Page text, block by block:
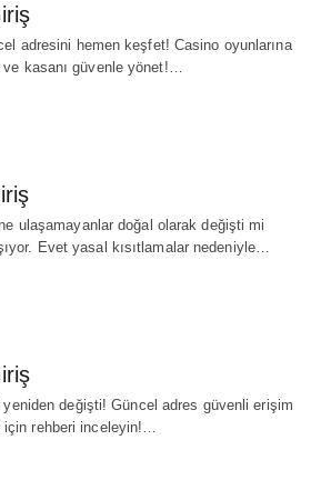
adresini hemen keşfet! Casino oyunlarına
kasanı güvenle yönet!…
ulaşamayanlar doğal olarak değişti mi
Evet yasal kısıtlamalar nedeniyle…
değişti! Güncel adres güvenli erişim
rehberi inceleyin!…